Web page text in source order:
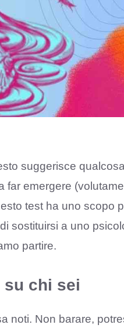
suggerisce
far emergere
test ha uno scopo
sostituirsi a uno
partire.
chi sei
noti. Non barare,